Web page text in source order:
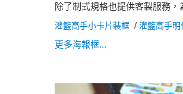
除了制式規格也提供客製服務，
灌籃高手小卡片裝框 / 灌籃高手明
更多海報框...